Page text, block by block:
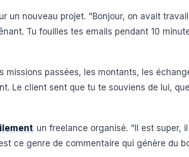
un nouveau projet. "Bonjour, on avait
Tu fouilles tes emails pendant 10
missions passées, les montants, les
Le client sent que tu te souviens de lui,
un freelance organisé. "Il est super,
ce genre de commentaire qui génère du